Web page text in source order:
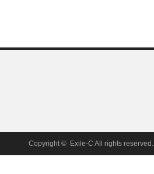
Copyright © Exile-C All rights reserved.